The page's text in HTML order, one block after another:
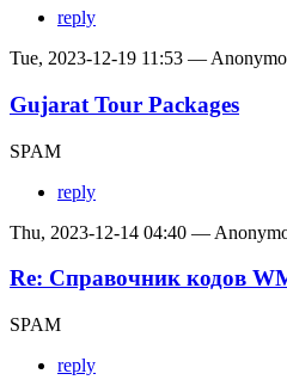
reply
Tue, 2023-12-19 11:53 —
Gujarat Tour Packages
SPAM
reply
Thu, 2023-12-14 04:40 —
Re: Справочник кодов
SPAM
reply